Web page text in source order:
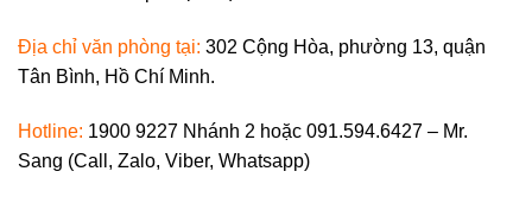
Địa chỉ văn phòng tại: 302 Cộng Hòa, phường 13, quận
Tân Bình, Hồ Chí Minh.
Hotline: 1900 9227 Nhánh 2 hoặc 091.594.6427 – Mr.
Sang (Call, Zalo, Viber, Whatsapp)